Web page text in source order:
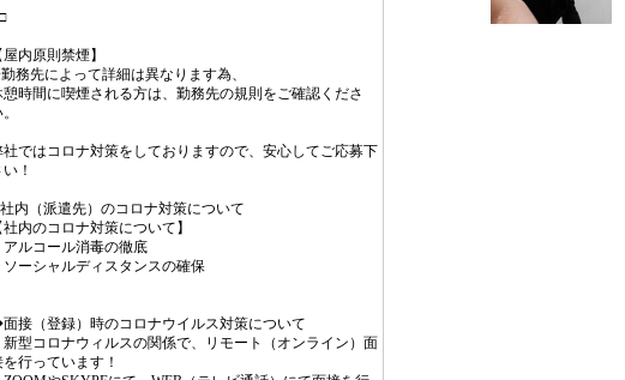
屋内原則禁煙】
務先によって詳細は異なります為、
憩時間に喫煙される方は、勤務先の規則をご確認くださ
社ではコロナ対策をしておりますので、安心してご応募下
！
内（派遣先）のコロナ対策について
社内のコロナ対策について】
アルコール消毒の徹底
ソーシャルディスタンスの確保
接（登録）時のコロナウイルス対策について
新型コロナウィルスの関係で、リモート（オンライン）面
を行っています！